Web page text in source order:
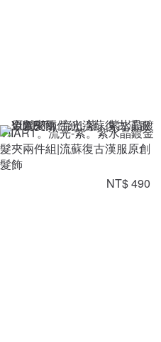
VIIART。流光-紫。紫水晶鍍金
髮夾兩件組|流蘇復古漢服原創
髮飾
NT$ 490